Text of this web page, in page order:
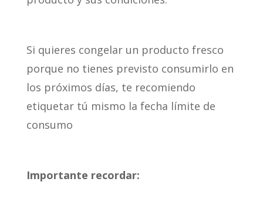
Si quieres congelar un producto fresco
porque no tienes previsto consumirlo en
los próximos días, te recomiendo
etiquetar tú mismo la fecha límite de
consumo
Importante recordar: